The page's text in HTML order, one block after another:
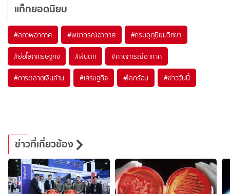
แท็กยอดนิยม
#สภาพอากาศ #พยากรณ์อากาศ #กรมอุตุนิยมวิทยา
#ย่อโลกเศรษฐกิจ #ฝนตก #คาดการณ์อากาศ
#การตลาดเงินล้าน #เศรษฐกิจ #โลกร้อน #ข่าววันนี้
ข่าวที่เกี่ยวข้อง